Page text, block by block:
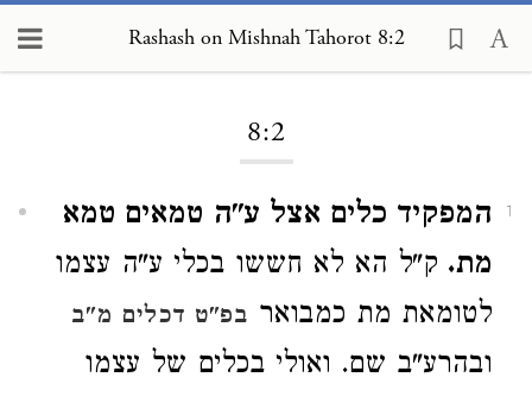
Rashash on Mishnah Tahorot 8:2
8:2
1
המפקיד כלים אצל ע"ה טמאים טמא
מת. ק"ל הא לא חששו בכלי ע"ה עצמו
לטומאת מת כמבואר בפ"ט דכלים מ"ב
ובהרע"ב שם. ואולי בכלים של עצמו